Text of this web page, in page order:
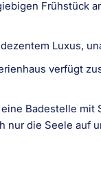
Frühstück
Luxus,
verfügt
Badestelle mit
nur die Seele auf